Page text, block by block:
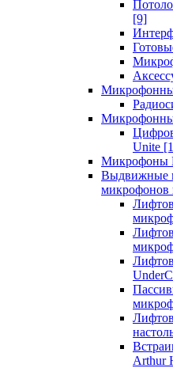
[9]
Unite
Микрофоны
Выдвижные
микрофонов
Arthur